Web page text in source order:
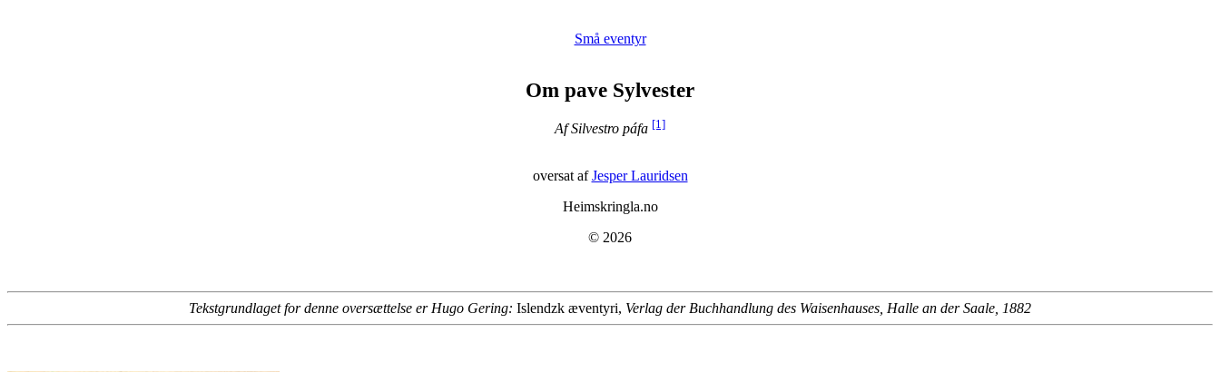
Små eventyr
Om pave Sylvester
Af Silvestro páfa [1]
oversat afJesper Lauridsen
Heimskringla.no
© 2026
Tekstgrundlaget for denne oversættelse er Hugo Gering: Islendzk æventyri, Verlag der Buchhandlung des Waisenhauses, Halle an der Saale, 1882